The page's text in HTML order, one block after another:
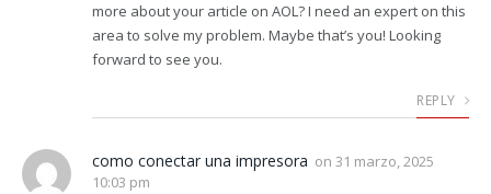
more about your article on AOL? I need an expert on this
area to solve my problem. Maybe that’s you! Looking
forward to see you.
REPLY
como conectar una impresora on 31 marzo, 2025
10:03 pm